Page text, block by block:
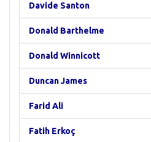
Davide Santon
Donald Barthelme
Donald Winnicott
Duncan James
Farid Ali
Fatih Erkoç